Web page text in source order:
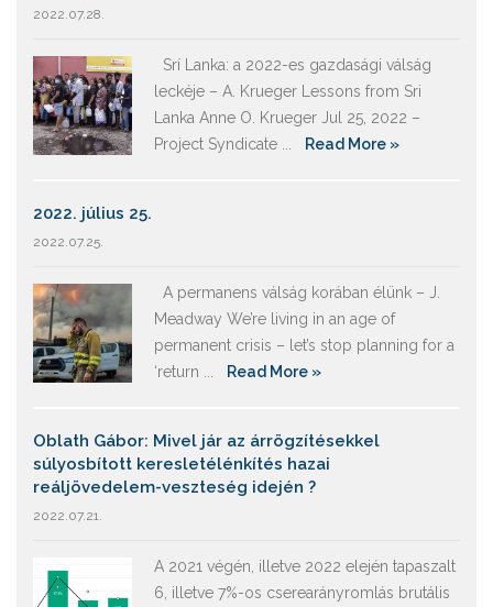
2022.07.28.
Srí Lanka: a 2022-es gazdasági válság
leckéje – A. Krueger Lessons from Sri
Lanka Anne O. Krueger Jul 25, 2022 –
Project Syndicate ...
Read More »
2022. július 25.
2022.07.25.
A permanens válság korában élünk – J.
Meadway We’re living in an age of
permanent crisis – let’s stop planning for a
‘return ...
Read More »
Oblath Gábor: Mivel jár az árrögzítésekkel
súlyosbított keresletélénkítés hazai
reáljövedelem-veszteség idején ?
2022.07.21.
A 2021 végén, illetve 2022 elején tapaszalt
6, illetve 7%-os cserearányromlás brutális